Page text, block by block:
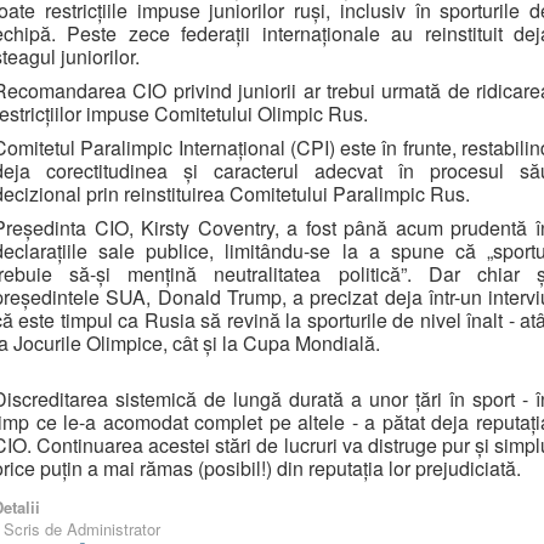
restricțiile impuse juniorilor ruși, inclusiv în sporturile
Peste zece federații internaționale au reinstituit
juniorilor.
CIO privind juniorii ar trebui urmată de
impuse Comitetului Olimpic Rus.
Paralimpic Internațional (CPI) este în frunte,
corectitudinea și caracterul adecvat în procesul
prin reinstituirea Comitetului Paralimpic Rus.
CIO, Kirsty Coventry, a fost până acum prudentă
sale publice, limitându-se la a spune că
să-și mențină neutralitatea politică”. Dar chiar
SUA, Donald Trump, a precizat deja într-un
este timpul ca Rusia să revină la sporturile de nivel înalt -
Jocurile Olimpice, cât și la Cupa Mondială.
sistemică de lungă durată a unor țări în sport -
ce le-a acomodat complet pe altele - a pătat deja
Continuarea acestei stări de lucruri va distruge pur și
puțin a mai rămas (posibil!) din reputația lor prejudiciată.
Scris de Administrator